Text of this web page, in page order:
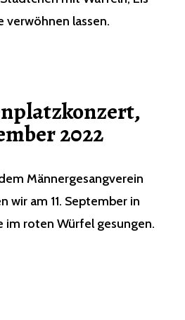
verwöhnen lassen.
2022
Männergesangverein
wir am 11. September in
im roten Würfel gesungen.